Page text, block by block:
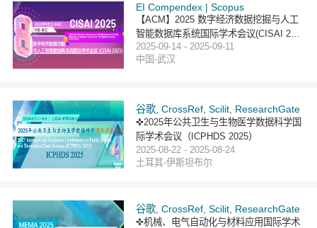
EI Compendex | Scopus
【ACM】2025 数字经济数据挖掘与人工
智能数据库系统国际学术会议(CISAI 202
5)
2025-09-14 - 2025-09-11
中国-武汉
谷歌, CrossRef, Scilit, ResearchGate
✜2025年公共卫生与生物医学数据科学国
际学术会议（ICPHDS 2025）
2025-08-22 - 2025-08-24
土耳其-伊斯坦布尔
谷歌, CrossRef, Scilit, ResearchGate
✜机械、电气自动化与材料应用国际学术